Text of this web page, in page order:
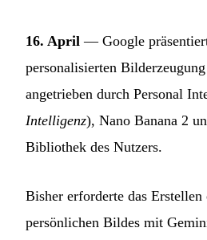
16. April — Google
personalisierten
angetrieben durch Personal
Intelligenz), Nano Banana 2
Bibliothek des Nutzers.
Bisher erforderte das
persönlichen Bildes mit